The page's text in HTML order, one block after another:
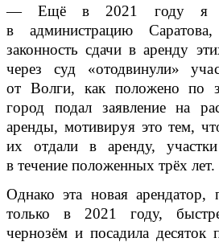
— Ещё в 2021 году я
в администрацию
законность сдачи в аренду
через суд «отодвинули»
от Волги, как положено по
город подал заявление на
аренды, мотивируя это тем,
их отдали в аренду,
в течение положенных трёх лет.
Однако эта новая арендатор,
только в 2021 году,
чернозём и посадила